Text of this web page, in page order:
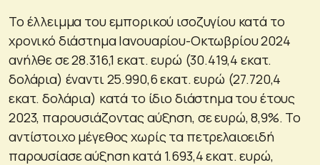
Το έλλειμμα του εμπορικού ισοζυγίου κατά το
χρονικό διάστημα Ιανουαρίου-Οκτωβρίου 2024
ανήλθε σε 28.316,1 εκατ. ευρώ (30.419,4 εκατ.
δολάρια) έναντι 25.990,6 εκατ. ευρώ (27.720,4
εκατ. δολάρια) κατά το ίδιο διάστημα του έτους
2023, παρουσιάζοντας αύξηση, σε ευρώ, 8,9%. Το
αντίστοιχο μέγεθος χωρίς τα πετρελαιοειδή
παρουσίασε αύξηση κατά 1.693,4 εκατ. ευρώ,